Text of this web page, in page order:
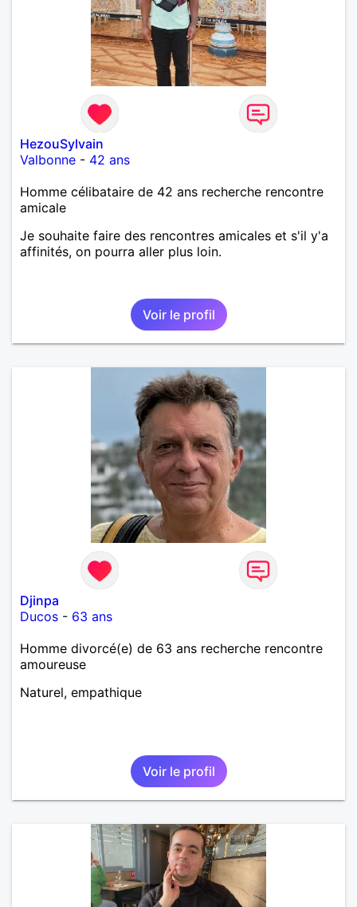
HezouSylvain
Valbonne - 42 ans
Homme célibataire de 42 ans recherche rencontre
amicale
Je souhaite faire des rencontres amicales et s'il y'a
affinités, on pourra aller plus loin.
Voir le profil
Djinpa
Ducos - 63 ans
Homme divorcé(e) de 63 ans recherche rencontre
amoureuse
Naturel, empathique
Voir le profil